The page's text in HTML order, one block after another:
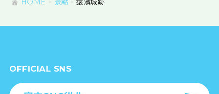
HOME 景點 猿濱城跡
OFFICIAL SNS